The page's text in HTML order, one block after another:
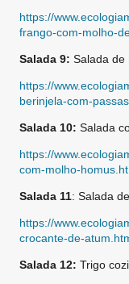
https://
frango-com-molho-
Salada 9: Salada de
https://
berinjela-com-
Salada 10: Salada
https://
com-molho-
Salada 11: Salada
https://
crocante-de-
Salada 12: Trigo